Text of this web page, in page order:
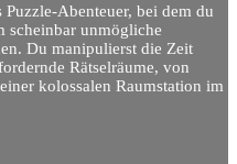
Abenteuer, bei dem du
scheinbar unmögliche
Du manipulierst die Zeit
Rätselräume, von
kolossalen Raumstation im